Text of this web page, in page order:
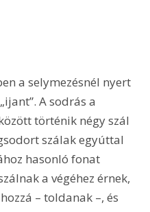
a selymezésnél nyert
A sodrás a
történik négy szál
szálak egyúttal
hasonló fonat
a végéhez érnek,
– toldanak –, és